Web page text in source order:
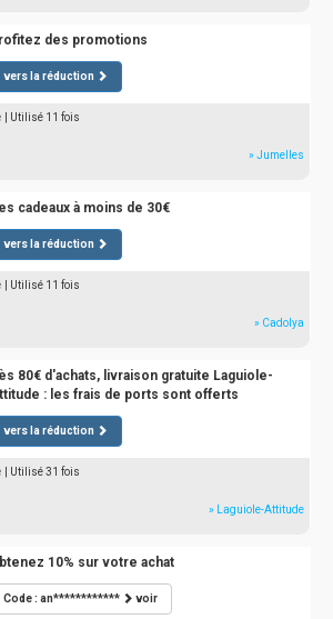
des promotions
vers la réduction
| Utilisé 11 fois
» Jumelles
cadeaux à moins de 30€
vers la réduction
| Utilisé 11 fois
» Cadolya
80€ d'achats, livraison gratuite Laguiole-
: les frais de ports sont offerts
vers la réduction
| Utilisé 31 fois
» Laguiole-Attitude
10% sur votre achat
Code : an************ voir